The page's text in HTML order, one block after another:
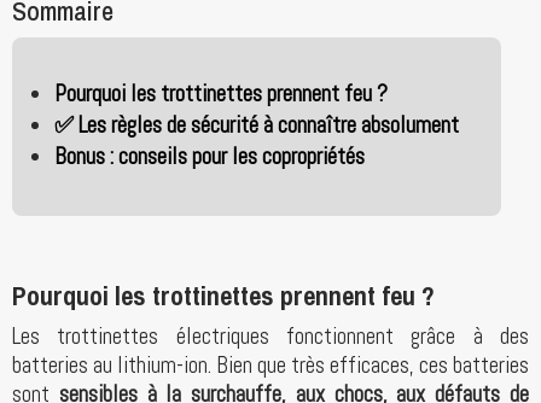
Sommaire
Pourquoi les trottinettes prennent feu ?
✅ Les règles de sécurité à connaître absolument
Bonus : conseils pour les copropriétés
Pourquoi les trottinettes prennent feu ?
Les trottinettes électriques fonctionnent grâce à des
batteries au lithium-ion. Bien que très efficaces, ces batteries
sont sensibles à la surchauffe, aux chocs, aux défauts de